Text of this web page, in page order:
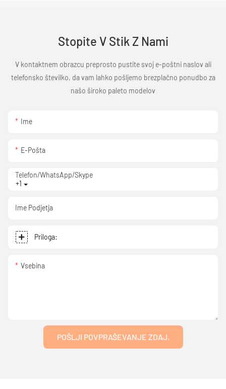
Stopite V Stik Z Nami
V kontaktnem obrazcu preprosto pustite svoj e-poštni naslov ali
telefonsko številko, da vam lahko pošljemo brezplačno ponudbo za
našo široko paleto modelov
Ime
E-Pošta
+1
Telefon/WhatsApp/Skype
Ime Podjetja
Priloga:
Vsebina
POŠLJI POVPRAŠEVANJE ZDAJ.